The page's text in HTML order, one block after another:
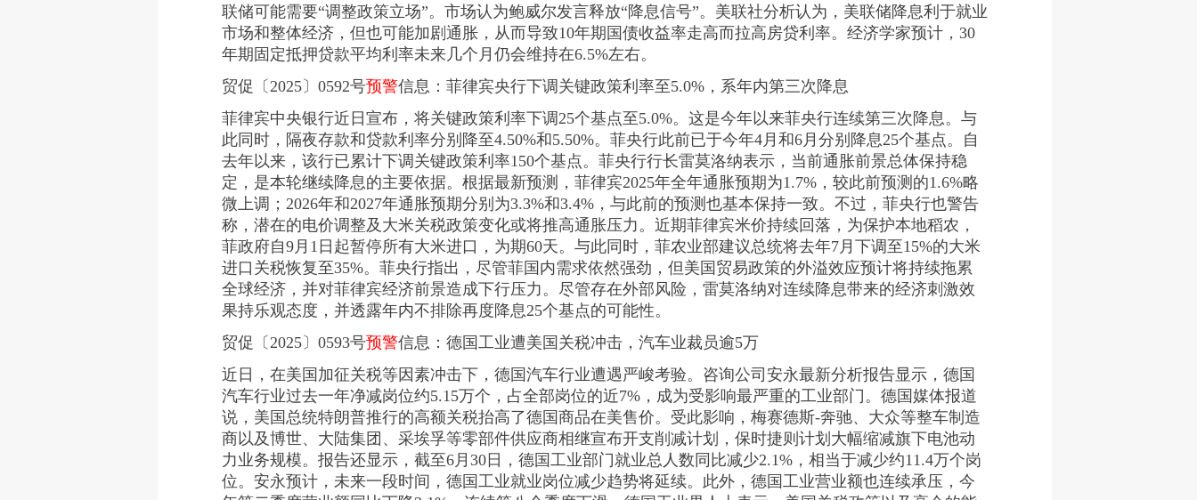
联储可能需要“调整政策立场”。市场认为鲍威尔发言释放“降息信号”。美联社分析认为，美联储降息利于就业
市场和整体经济，但也可能加剧通胀，从而导致10年期国债收益率走高而拉高房贷利率。经济学家预计，30
年期固定抵押贷款平均利率未来几个月仍会维持在6.5%左右。
贸促〔2025〕0592号预警信息： 菲律宾央行下调关键政策利率至5.0%，系年内第三次降息
菲律宾中央银行近日宣布，将关键政策利率下调25个基点至5.0%。这是今年以来菲央行连续第三次降息。与
此同时，隔夜存款和贷款利率分别降至4.50%和5.50%。菲央行此前已于今年4月和6月分别降息25个基点。自
去年以来，该行已累计下调关键政策利率150个基点。菲央行行长雷莫洛纳表示，当前通胀前景总体保持稳
定，是本轮继续降息的主要依据。根据最新预测，菲律宾2025年全年通胀预期为1.7%，较此前预测的1.6%略
微上调；2026年和2027年通胀预期分别为3.3%和3.4%，与此前的预测也基本保持一致。不过，菲央行也警告
称，潜在的电价调整及大米关税政策变化或将推高通胀压力。近期菲律宾米价持续回落，为保护本地稻农，
菲政府自9月1日起暂停所有大米进口，为期60天。与此同时，菲农业部建议总统将去年7月下调至15%的大米
进口关税恢复至35%。菲央行指出，尽管菲国内需求依然强劲，但美国贸易政策的外溢效应预计将持续拖累
全球经济，并对菲律宾经济前景造成下行压力。尽管存在外部风险，雷莫洛纳对连续降息带来的经济刺激效
果持乐观态度，并透露年内不排除再度降息25个基点的可能性。
贸促〔2025〕0593号预警信息： 德国工业遭美国关税冲击，汽车业裁员逾5万
近日，在美国加征关税等因素冲击下，德国汽车行业遭遇严峻考验。咨询公司安永最新分析报告显示，德国
汽车行业过去一年净减岗位约5.15万个，占全部岗位的近7%，成为受影响最严重的工业部门。德国媒体报道
说，美国总统特朗普推行的高额关税抬高了德国商品在美售价。受此影响，梅赛德斯-奔驰、大众等整车制造
商以及博世、大陆集团、采埃孚等零部件供应商相继宣布开支削减计划，保时捷则计划大幅缩减旗下电池动
力业务规模。报告还显示，截至6月30日，德国工业部门就业总人数同比减少2.1%，相当于减少约11.4万个岗
位。安永预计，未来一段时间，德国工业就业岗位减少趋势将延续。此外，德国工业营业额也连续承压，今